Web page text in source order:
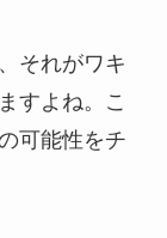
それがワキ
すよね。こ
可能性をチ